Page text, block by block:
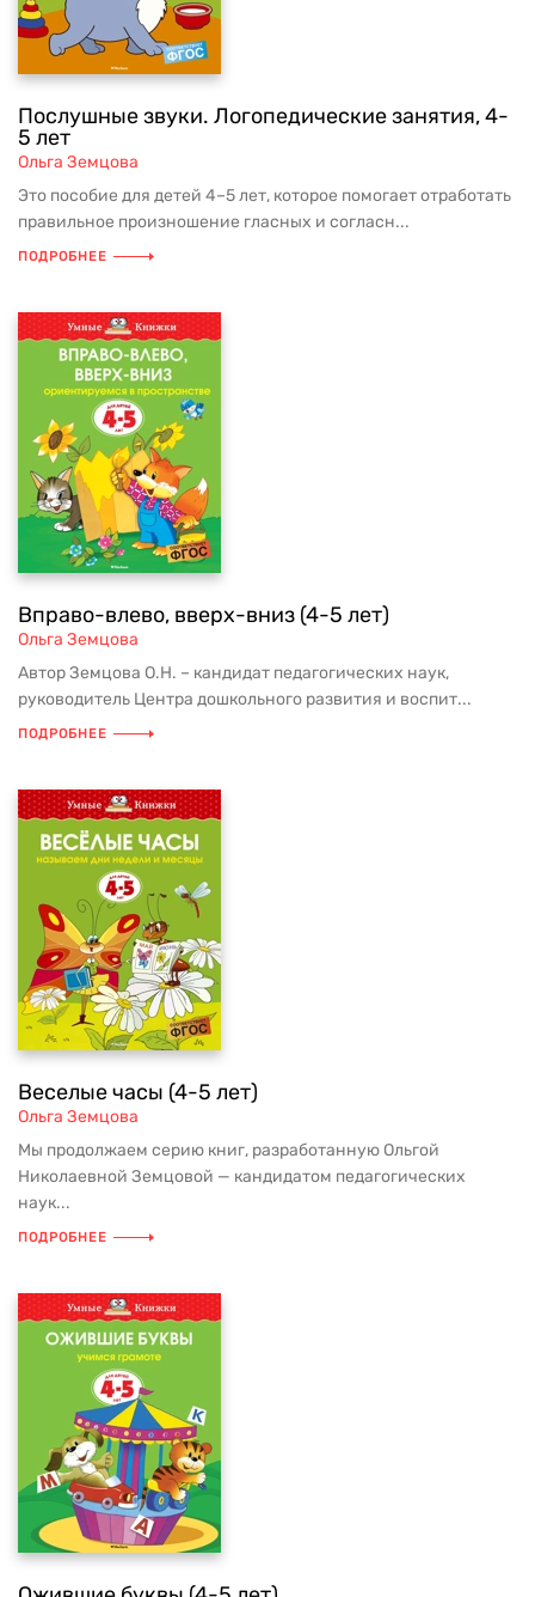
Послушные звуки. Логопедические занятия, 4-
5 лет
Ольга Земцова
Это пособие для детей 4–5 лет, которое помогает отработать
правильное произношение гласных и согласн...
ПОДРОБНЕЕ
Вправо-влево, вверх-вниз (4-5 лет)
Ольга Земцова
Автор Земцова О.Н. – кандидат педагогических наук,
руководитель Центра дошкольного развития и воспит...
ПОДРОБНЕЕ
Веселые часы (4-5 лет)
Ольга Земцова
Мы продолжаем серию книг, разработанную Ольгой
Николаевной Земцовой — кандидатом педагогических
наук...
ПОДРОБНЕЕ